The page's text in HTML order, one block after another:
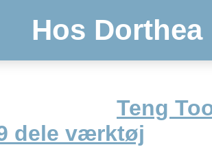
Hos Dorthea
Teng
dele værktøj